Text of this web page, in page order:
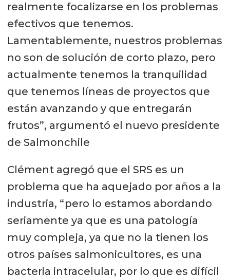
realmente focalizarse en los problemas
efectivos que tenemos.
Lamentablemente, nuestros problemas
no son de solución de corto plazo, pero
actualmente tenemos la tranquilidad
que tenemos líneas de proyectos que
están avanzando y que entregarán
frutos”, argumentó el nuevo presidente
de Salmonchile
Clément agregó que el SRS es un
problema que ha aquejado por años a la
industria, “pero lo estamos abordando
seriamente ya que es una patología
muy compleja, ya que no la tienen los
otros países salmonicultores, es una
bacteria intracelular, por lo que es difícil